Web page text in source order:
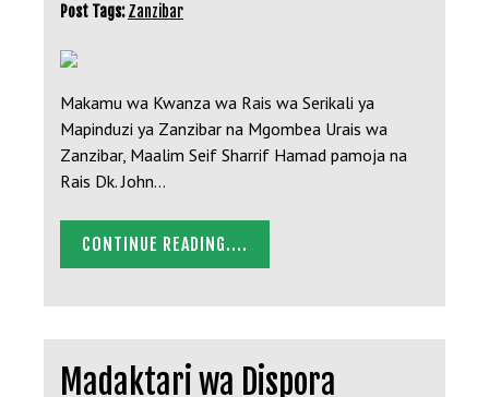
Post Tags:Zanzibar
Makamu wa Kwanza wa Rais wa Serikali ya
Mapinduzi ya Zanzibar na Mgombea Urais wa
Zanzibar, Maalim Seif Sharrif Hamad pamoja na
Rais Dk. John…
CONTINUE READING....
Madaktari wa Dispora